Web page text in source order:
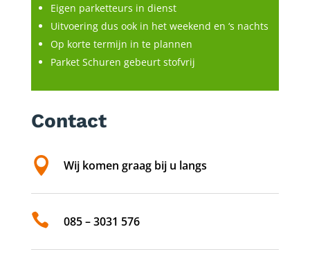
Eigen parketteurs in dienst
Uitvoering dus ook in het weekend en ‘s nachts
Op korte termijn in te plannen
Parket Schuren gebeurt stofvrij
Contact
 Wij komen graag bij u langs
 085 – 3031 576